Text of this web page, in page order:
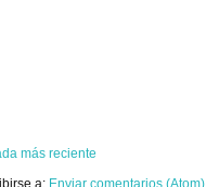
más reciente